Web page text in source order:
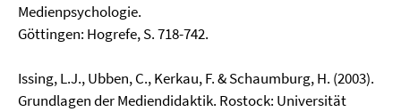
Medienpsychologie.
Göttingen: Hogrefe, S. 718-742.
Issing, L.J., Ubben, C., Kerkau, F. & Schaumburg, H. (2003).
Grundlagen der Mediendidaktik. Rostock: Universität